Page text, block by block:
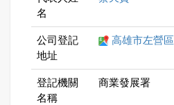
名
公司登記
地址
高雄市左營
登記機關
名稱
商業發展署